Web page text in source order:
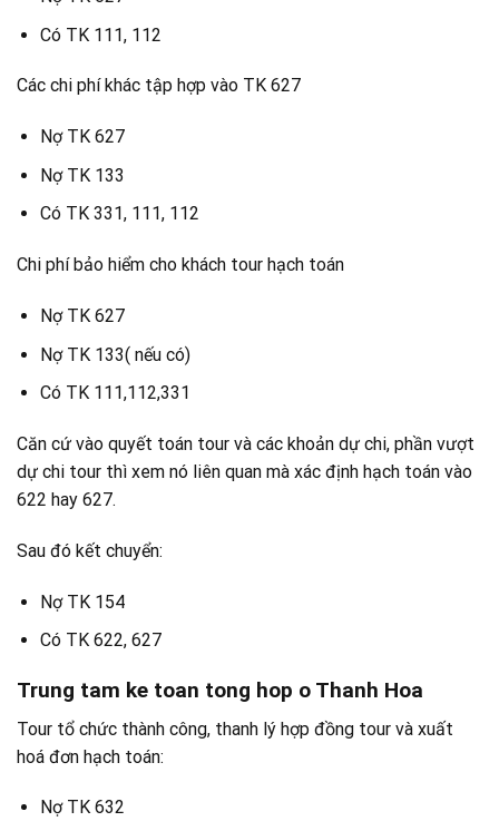
Có TK 111, 112
Các chi phí khác tập hợp vào TK 627
Nợ TK 627
Nợ TK 133
Có TK 331, 111, 112
Chi phí bảo hiểm cho khách tour hạch toán
Nợ TK 627
Nợ TK 133( nếu có)
Có TK 111,112,331
Căn cứ vào quyết toán tour và các khoản dự chi, phần vượt
dự chi tour thì xem nó liên quan mà xác định hạch toán vào
622 hay 627.
Sau đó kết chuyển:
Nợ TK 154
Có TK 622, 627
Trung tam ke toan tong hop o Thanh Hoa
Tour tổ chức thành công, thanh lý hợp đồng tour và xuất
hoá đơn hạch toán:
Nợ TK 632